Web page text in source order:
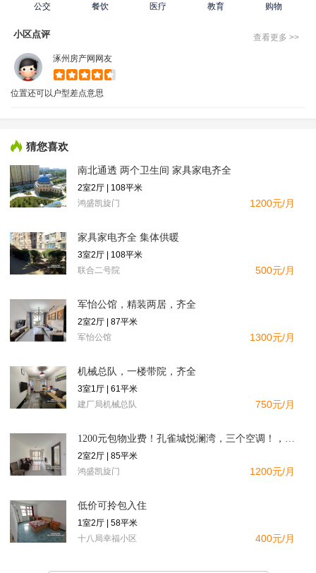
公交 餐饮 医疗 教育 购物
小区点评 查看更多 >>
涿州房产网网友
位置还可以户型差点意思
猜您喜欢
南北通透 两个卫生间 家具家电齐全
2室2厅 | 108平米
鸿盛凯旋门
1200元/月
家具家电齐全 集体供暖
3室2厅 | 108平米
联合二号院
500元/月
军怡公馆，精装两居，齐全
2室2厅 | 87平米
军怡公馆
1300元/月
机械总队，一楼带院，齐全
3室1厅 | 61平米
建厂局机械总队
750元/月
2室2厅 | 85平米
鸿盛凯旋门
1200元/月
低价可拎包入住
1室2厅 | 58平米
十八局幸福小区
400元/月